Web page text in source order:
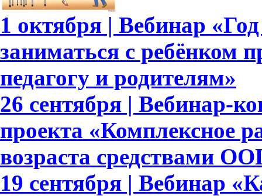
1 октября | Вебинар
заниматься с ребёнком
педагогу и родителям»
26 сентября | Вебинар-
проекта «Комплексное
возраста средствами
19 сентября | Вебинар